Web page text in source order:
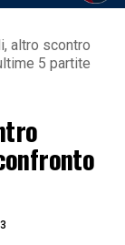
altro scontro
5 partite